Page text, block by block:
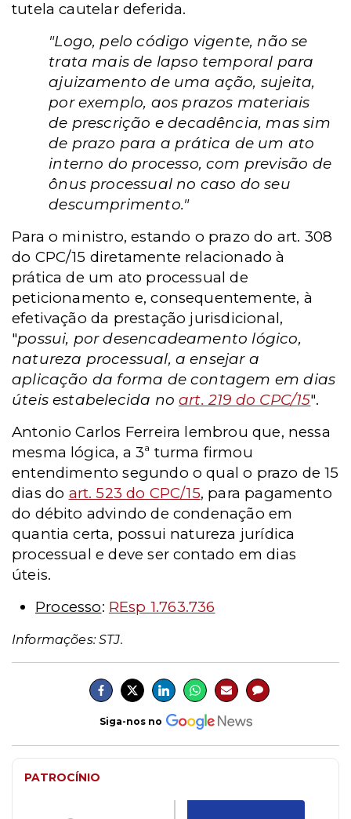
tutela cautelar deferida.
"Logo, pelo código vigente, não se
trata mais de lapso temporal para
ajuizamento de uma ação, sujeita,
por exemplo, aos prazos materiais
de prescrição e decadência, mas sim
de prazo para a prática de um ato
interno do processo, com previsão de
ônus processual no caso do seu
descumprimento."
Para o ministro, estando o prazo do art. 308
do CPC/15 diretamente relacionado à
prática de um ato processual de
peticionamento e, consequentemente, à
efetivação da prestação jurisdicional,
"possui, por desencadeamento lógico,
natureza processual, a ensejar a
aplicação da forma de contagem em dias
úteis estabelecida noart. 219 do CPC/15".
Antonio Carlos Ferreira lembrou que, nessa
mesma lógica, a 3ª turma firmou
entendimento segundo o qual o prazo de 15
dias do art. 523 do CPC/15, para pagamento
do débito advindo de condenação em
quantia certa, possui natureza jurídica
processual e deve ser contado em dias
úteis.
Processo: REsp 1.763.736
Informações: STJ.
Siga-nos no
PATROCÍNIO